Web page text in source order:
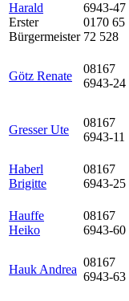
Harald
Erster
Bürgermeister
6943-47
0170 65
72 528
Götz Renate
08167
6943-24
Gresser Ute
08167
6943-11
Haberl
Brigitte
08167
6943-25
Hauffe
Heiko
08167
6943-60
Hauk Andrea
08167
6943-63